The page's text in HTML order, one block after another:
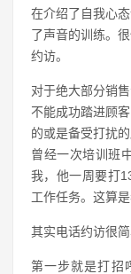
在介绍了自我心
了声音的训练。
约访。
对于绝大部分销
不能成功踏进顾
的或是备受打扰
曾经一次培训班
我，他一周要打
工作任务。这算
其实电话约访很
第一步就是打招